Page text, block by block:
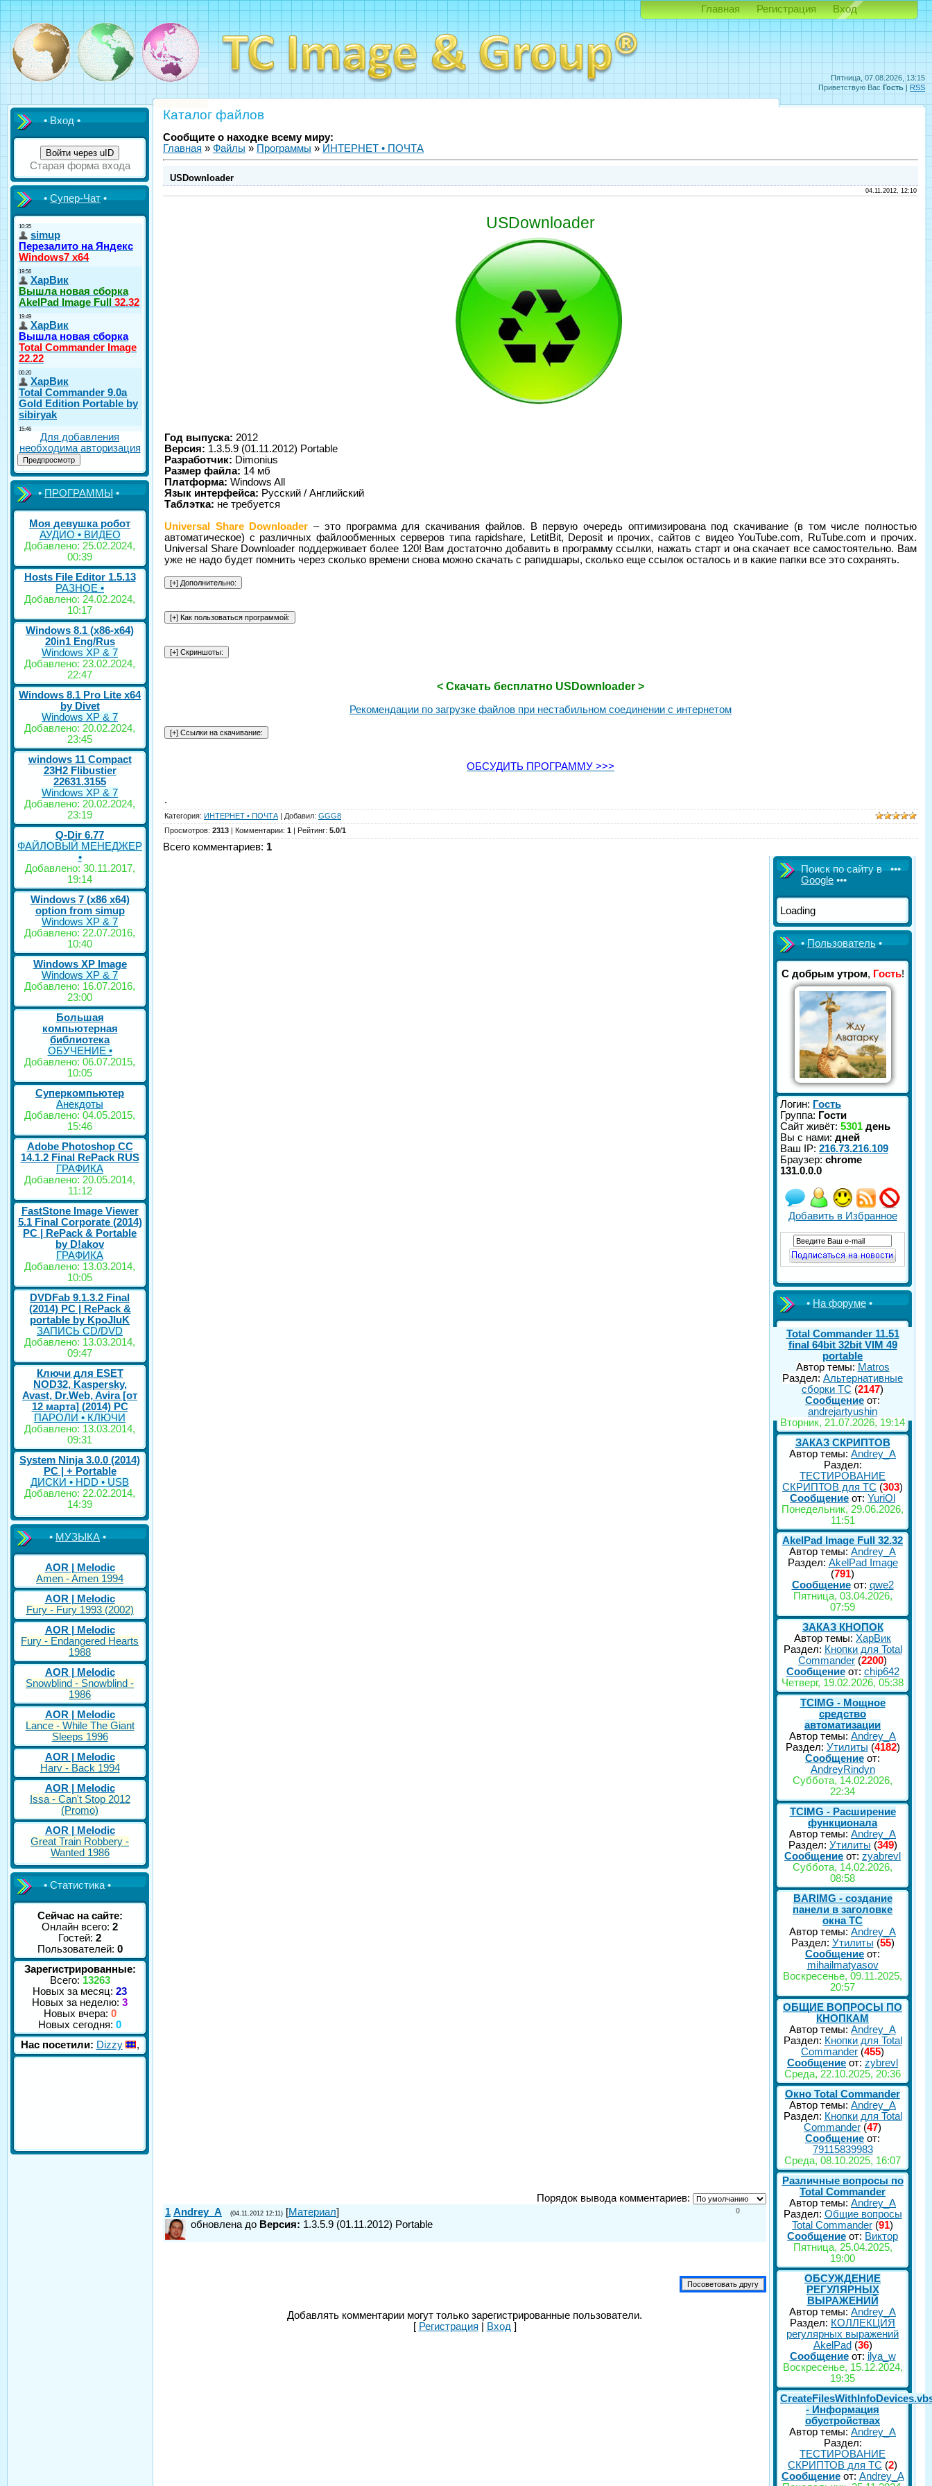
Пятница, 07.08.2026, 13:15
Приветствую Вас Гость | RSS
Главная Регистрация Вход
• Вход •
Войти через uID
Старая форма входа
•Супер-Чат•
Для добавления
необходима авторизация
•ПРОГРАММЫ•
Моя девушка робот
АУДИО • ВИДЕО
Добавлено: 25.02.2024,
00:39
Hosts File Editor 1.5.13
РАЗНОЕ •
Добавлено: 24.02.2024,
10:17
Windows 8.1 (x86-x64)
20in1 Eng/Rus
Windows XP & 7
Добавлено: 23.02.2024,
22:47
Windows 8.1 Pro Lite x64
by Divet
Windows XP & 7
Добавлено: 20.02.2024,
23:45
windows 11 Compact
23H2 Flibustier
22631.3155
Windows XP & 7
Добавлено: 20.02.2024,
23:19
Q-Dir 6.77
ФАЙЛОВЫЙ МЕНЕДЖЕР
•
Добавлено: 30.11.2017,
19:14
Windows 7 (x86 x64)
option from simup
Windows XP & 7
Добавлено: 22.07.2016,
10:40
Windows XP Image
Windows XP & 7
Добавлено: 16.07.2016,
23:00
Большая
компьютерная
библиотека
ОБУЧЕНИЕ •
Добавлено: 06.07.2015,
10:05
Суперкомпьютер
Анекдоты
Добавлено: 04.05.2015,
15:46
Adobe Photoshop CC
14.1.2 Final RePack RUS
ГРАФИКА
Добавлено: 20.05.2014,
11:12
FastStone Image Viewer
5.1 Final Corporate (2014)
РС | RePack & Portable
by D!akov
ГРАФИКА
Добавлено: 13.03.2014,
10:05
DVDFab 9.1.3.2 Final
(2014) PC | RePack &
portable by KpoJIuK
ЗАПИСЬ CD/DVD
Добавлено: 13.03.2014,
09:47
Ключи для ESET
NOD32, Kaspersky,
Avast, Dr.Web, Avira [от
12 марта] (2014) PC
ПАРОЛИ • КЛЮЧИ
Добавлено: 13.03.2014,
09:31
System Ninja 3.0.0 (2014)
РС | + Portable
ДИСКИ • HDD • USB
Добавлено: 22.02.2014,
14:39
•МУЗЫКА•
AOR | Melodic
Amen - Amen 1994
AOR | Melodic
Fury - Fury 1993 (2002)
AOR | Melodic
Fury - Endangered Hearts
1988
AOR | Melodic
Snowblind - Snowblind -
1986
AOR | Melodic
Lance - While The Giant
Sleeps 1996
AOR | Melodic
Harv - Back 1994
AOR | Melodic
Issa - Can't Stop 2012
(Promo)
AOR | Melodic
Great Train Robbery -
Wanted 1986
• Статистика •
Сейчас на сайте:
Онлайн всего: 2
Гостей: 2
Пользователей: 0
Зарегистрированные:
Всего: 13263
Новых за месяц: 23
Новых за неделю: 3
Новых вчера: 0
Новых сегодня: 0
Нас посетили: Dizzy ,
Каталог файлов
Сообщите о находке всему миру:
Главная » Файлы » Программы » ИНТЕРНЕТ • ПОЧТА
USDownloader
04.11.2012, 12:10
USDownloader
Год выпуска: 2012
Версия: 1.3.5.9 (01.11.2012) Portable
Разработчик: Dimonius
Размер файла: 14 мб
Платформа: Windows All
Язык интерфейса: Русский / Английский
Таблэтка: не требуется
Universal Share Downloader – это программа для скачивания файлов. В первую очередь оптимизирована под скачивание (в том числе полностью
автоматическое) с различных файлообменных серверов типа rapidshare, LetitBit, Deposit и прочих, сайтов с видео YouTube.com, RuTube.com и прочих.
Universal Share Downloader поддерживает более 120! Вам достаточно добавить в программу ссылки, нажать старт и она скачает все самостоятельно. Вам
уже не надо будет помнить через сколько времени снова можно скачать с рапидшары, сколько еще ссылок осталось и в какие папки все это сохранять.
< Скачать бесплатно USDownloader >
Рекомендации по загрузке файлов при нестабильном соединении с интернетом
ОБСУДИТЬ ПРОГРАММУ >>>
.
Категория: ИНТЕРНЕТ • ПОЧТА | Добавил: GGG8
Просмотров: 2313 | Комментарии: 1 | Рейтинг: 5.0/1
Всего комментариев: 1
Порядок вывода комментариев:
0
1 Andrey_A (04.11.2012 12:11) [Материал]
обновлена до Версия: 1.3.5.9 (01.11.2012) Portable
Добавлять комментарии могут только зарегистрированные пользователи.
[ Регистрация | Вход ]
Поиск по сайту в •••
Google •••
Loading
•Пользователь•
С добрым утром, Гость!
Логин: Гость
Группа: Гости
Сайт живёт: 5301 день
Вы с нами: дней
Ваш IP: 216.73.216.109
Браузер: chrome
131.0.0.0
Добавить в Избранное
•На форуме•
Total Commander 11.51
final 64bit 32bit VIM 49
portable
Автор темы: Matros
Раздел: Альтернативные
сборки ТС (2147)
Сообщение от:
andrejartyushin
Вторник, 21.07.2026, 19:14
ЗАКАЗ СКРИПТОВ
Автор темы: Andrey_A
Раздел:
ТЕСТИРОВАНИЕ
СКРИПТОВ для TC (303)
Сообщение от: YuriOl
Понедельник, 29.06.2026,
11:51
AkelPad Image Full 32.32
Автор темы: Andrey_A
Раздел: AkelPad Image
(791)
Сообщениеот: qwe2
Пятница, 03.04.2026,
07:59
ЗАКАЗ КНОПОК
Автор темы: ХарВик
Раздел: Кнопки для Total
Commander (2200)
Сообщениеот: chip642
Четверг, 19.02.2026, 05:38
TCIMG - Мощное
средство
автоматизации
Автор темы: Andrey_A
Раздел: Утилиты (4182)
Сообщение от:
AndreyRindyn
Суббота, 14.02.2026,
22:34
TCIMG - Расширение
функционала
Автор темы: Andrey_A
Раздел: Утилиты (349)
Сообщение от: zyabrevl
Суббота, 14.02.2026,
08:58
BARIMG - создание
панели в заголовке
окна TC
Автор темы: Andrey_A
Раздел: Утилиты (55)
Сообщение от:
mihailmatyasov
Воскресенье, 09.11.2025,
20:57
ОБЩИЕ ВОПРОСЫ ПО
КНОПКАМ
Автор темы: Andrey_A
Раздел: Кнопки для Total
Commander (455)
Сообщение от: zybrevl
Среда, 22.10.2025, 20:36
Окно Total Commander
Автор темы: Andrey_A
Раздел: Кнопки для Total
Commander (47)
Сообщение от:
79115839983
Среда, 08.10.2025, 16:07
Различные вопросы по
Total Commander
Автор темы: Andrey_A
Раздел: Общие вопросы
Total Commander (91)
Сообщение от: Виктор
Пятница, 25.04.2025,
19:00
ОБСУЖДЕНИЕ
РЕГУЛЯРНЫХ
ВЫРАЖЕНИЙ
Автор темы: Andrey_A
Раздел: КОЛЛЕКЦИЯ
регулярных выражений
AkelPad (36)
Сообщениеот: ilya_w
Воскресенье, 15.12.2024,
19:35
- Информация
обустройствах
Автор темы: Andrey_A
Раздел:
ТЕСТИРОВАНИЕ
СКРИПТОВ для TC (2)
Сообщениеот: Andrey_A